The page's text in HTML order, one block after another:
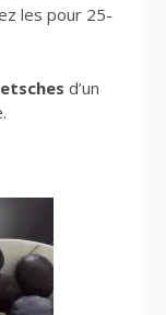
les pour 25-
d’un